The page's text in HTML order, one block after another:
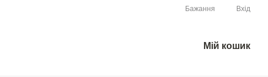
Бажання Вхід
Мій кошик